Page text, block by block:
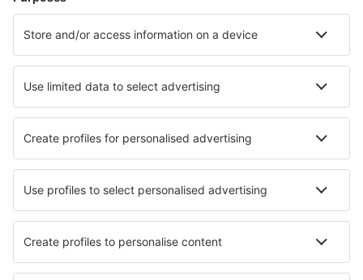
Cazare în Malaga
Cazare în Marbella Cazare în Barcelona
Cazare în Mojacar Cazare în Nijar
Cazare în Puerto de la Cruz Cazare Tijarafe
Cele mai bune locuri de cazare - orașe
Cazare în Watertown Cazare în Naro
Cazare în Vouvray-sur-Loir